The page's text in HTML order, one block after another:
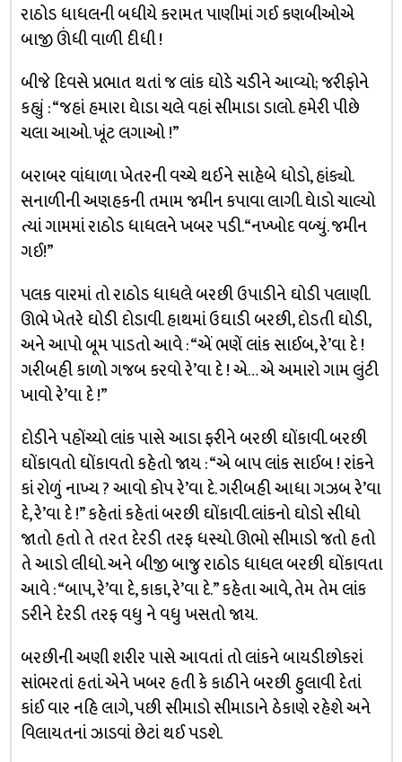
રાઠોડ ધાધલની બધીયે કરામત પાણીમાં ગઈ કણબીઓએ
બાજી ઊંધી વાળી દીધી !
બીજે દિવસે પ્રભાત થતાં જ લાંક ઘોડે ચડીને આવ્યો; જરીફોને
કહ્યું : “જહાં હમારા ઘેાડા ચલે વહાં સીમાડા ડાલો. હમેરી પીછે
ચલા આઓ. ખૂંટ લગાઓ !”
બરાબર વાંધાળા ખેતરની વચ્ચે થઈને સાહેબે ધોડો, હાંક્યો.
સનાળીની અણહકની તમામ જમીન કપાવા લાગી. ઘેાડો ચાલ્યો
ત્યાં ગામમાં રાઠોડ ધાધલને ખબર પડી. “નખ્ખોદ વળ્યું. જમીન
ગઈ!”
પલક વારમાં તો રાઠોડ ધાધલે બરછી ઉપાડીને ઘોડી પલાણી.
ઊભે ખેતરે ઘોડી દોડાવી. હાથમાં ઉઘાડી બરછી, દોડતી ઘોડી,
અને આપો બૂમ પાડતો આવે : “એં ભણેં લાંક સાઈબ, રે’વા દે !
ગરીબહી કાળો ગજબ કરવો રે’વા દે ! એ… એ અમારો ગામ લુંટી
ખાવો રે’વા દે !”
દોડીને પહોંચ્યો લાંક પાસે આડા ફરીને બરછી ઘોંકાવી. બરછી
ઘોંકાવતો ઘોંકાવતો કહેતો જાય : “એ બાપ લાંક સાઈબ ! રાંકને
કાં રોળું નાખ્ય ? આવો કોપ રે’વા દે. ગરીબહી આધા ગઝબ રે’વા
દે, રે’વા દે !” કહેતાં કહેતાં બરછી ઘોંકાવી. લાંકનો ઘોડો સીધો
જાતો હતો તે તરત દેરડી તરફ ધસ્યો. ઊભો સીમાડો જતો હતો
તે આડો લીધો. અને બીજી બાજુ રાઠોડ ધાધલ બરછી ઘોંકાવતા
આવે : “બાપ, રે’વા દે, કાકા, રે’વા દે.” કહેતા આવે, તેમ તેમ લાંક
ડરીને દેરડી તરફ વધુ ને વધુ ખસતો જાય.
બરછીની અણી શરીર પાસે આવતાં તો લાંકને બાયડીછોકરાં
સાંભરતાં હતાં. એને ખબર હતી કે કાઠીને બરછી હુલાવી દેતાં
કાંઈ વાર નહિ લાગે, પછી સીમાડો સીમાડાને ઠેકાણે રહેશે અને
વિલાયતનાં ઝાડવાં છેટાં થઈ પડશે.